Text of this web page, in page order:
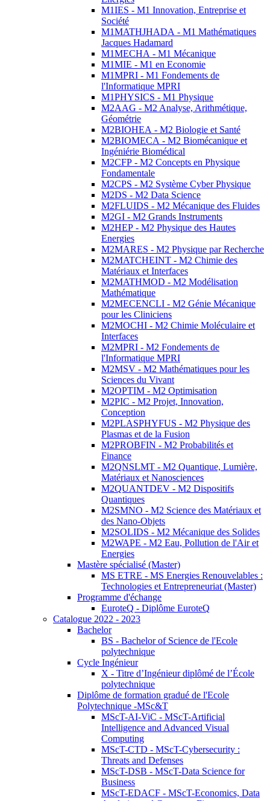
M1IES - M1 Innovation, Entreprise et
Société
M1MATHJHADA - M1 Mathématiques
Jacques Hadamard
M1MECHA - M1 Mécanique
M1MIE - M1 en Economie
M1MPRI - M1 Fondements de
l'Informatique MPRI
M1PHYSICS - M1 Physique
M2AAG - M2 Analyse, Arithmétique,
Géométrie
M2BIOHEA - M2 Biologie et Santé
M2BIOMECA - M2 Biomécanique et
Ingéniérie Biomédical
M2CFP - M2 Concepts en Physique
Fondamentale
M2CPS - M2 Système Cyber Physique
M2DS - M2 Data Science
M2FLUIDS - M2 Mécanique des Fluides
M2GI - M2 Grands Instruments
M2HEP - M2 Physique des Hautes
Energies
M2MARES - M2 Physique par Recherche
M2MATCHEINT - M2 Chimie des
Matériaux et Interfaces
M2MATHMOD - M2 Modélisation
Mathématique
M2MECENCLI - M2 Génie Mécanique
pour les Cliniciens
M2MOCHI - M2 Chimie Moléculaire et
Interfaces
M2MPRI - M2 Fondements de
l'Informatique MPRI
M2MSV - M2 Mathématiques pour les
Sciences du Vivant
M2OPTIM - M2 Optimisation
M2PIC - M2 Projet, Innovation,
Conception
M2PLASPHYFUS - M2 Physique des
Plasmas et de la Fusion
M2PROBFIN - M2 Probabilités et
Finance
M2QNSLMT - M2 Quantique, Lumière,
Matériaux et Nanosciences
M2QUANTDEV - M2 Dispositifs
Quantiques
M2SMNO - M2 Science des Matériaux et
des Nano-Objets
M2SOLIDS - M2 Mécanique des Solides
M2WAPE - M2 Eau, Pollution de l'Air et
Energies
Mastère spécialisé (Master)
MS ETRE - MS Energies Renouvelables :
Technologies et Entrepreneuriat (Master)
Programme d'échange
EuroteQ - Diplôme EuroteQ
Catalogue 2022 - 2023
Bachelor
BS - Bachelor of Science de l'Ecole
polytechnique
Cycle Ingénieur
X - Titre d’Ingénieur diplômé de l’École
polytechnique
Diplôme de formation gradué de l'Ecole
Polytechnique -MSc&T
MScT-AI-ViC - MScT-Artificial
Intelligence and Advanced Visual
Computing
MScT-CTD - MScT-Cybersecurity :
Threats and Defenses
MScT-DSB - MScT-Data Science for
Business
MScT-EDACF - MScT-Economics, Data